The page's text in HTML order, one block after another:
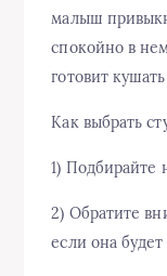
малыш
спокойно в
готовит
Как выбрать
1) Подбирайте
2) Обратите
если она